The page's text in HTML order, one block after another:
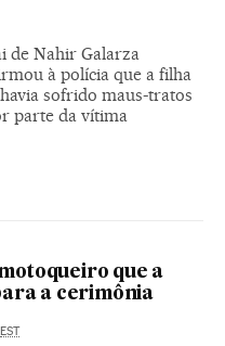
de Nahir Galarza
à polícia que a filha
sofrido maus-tratos
parte da vítima
que a
a cerimônia
EST